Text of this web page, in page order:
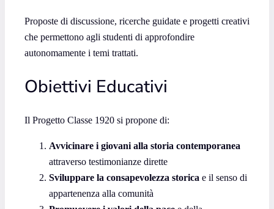
Proposte di discussione, ricerche guidate e progetti creativi
che permettono agli studenti di approfondire
autonomamente i temi trattati.
Obiettivi Educativi
Il Progetto Classe 1920 si propone di:
Avvicinare i giovani alla storia contemporanea
attraverso testimonianze dirette
Sviluppare la consapevolezza storica e il senso di
appartenenza alla comunità